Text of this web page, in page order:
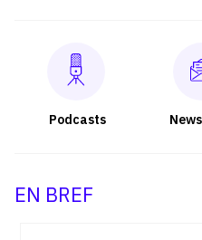
Podcasts
EN BREF